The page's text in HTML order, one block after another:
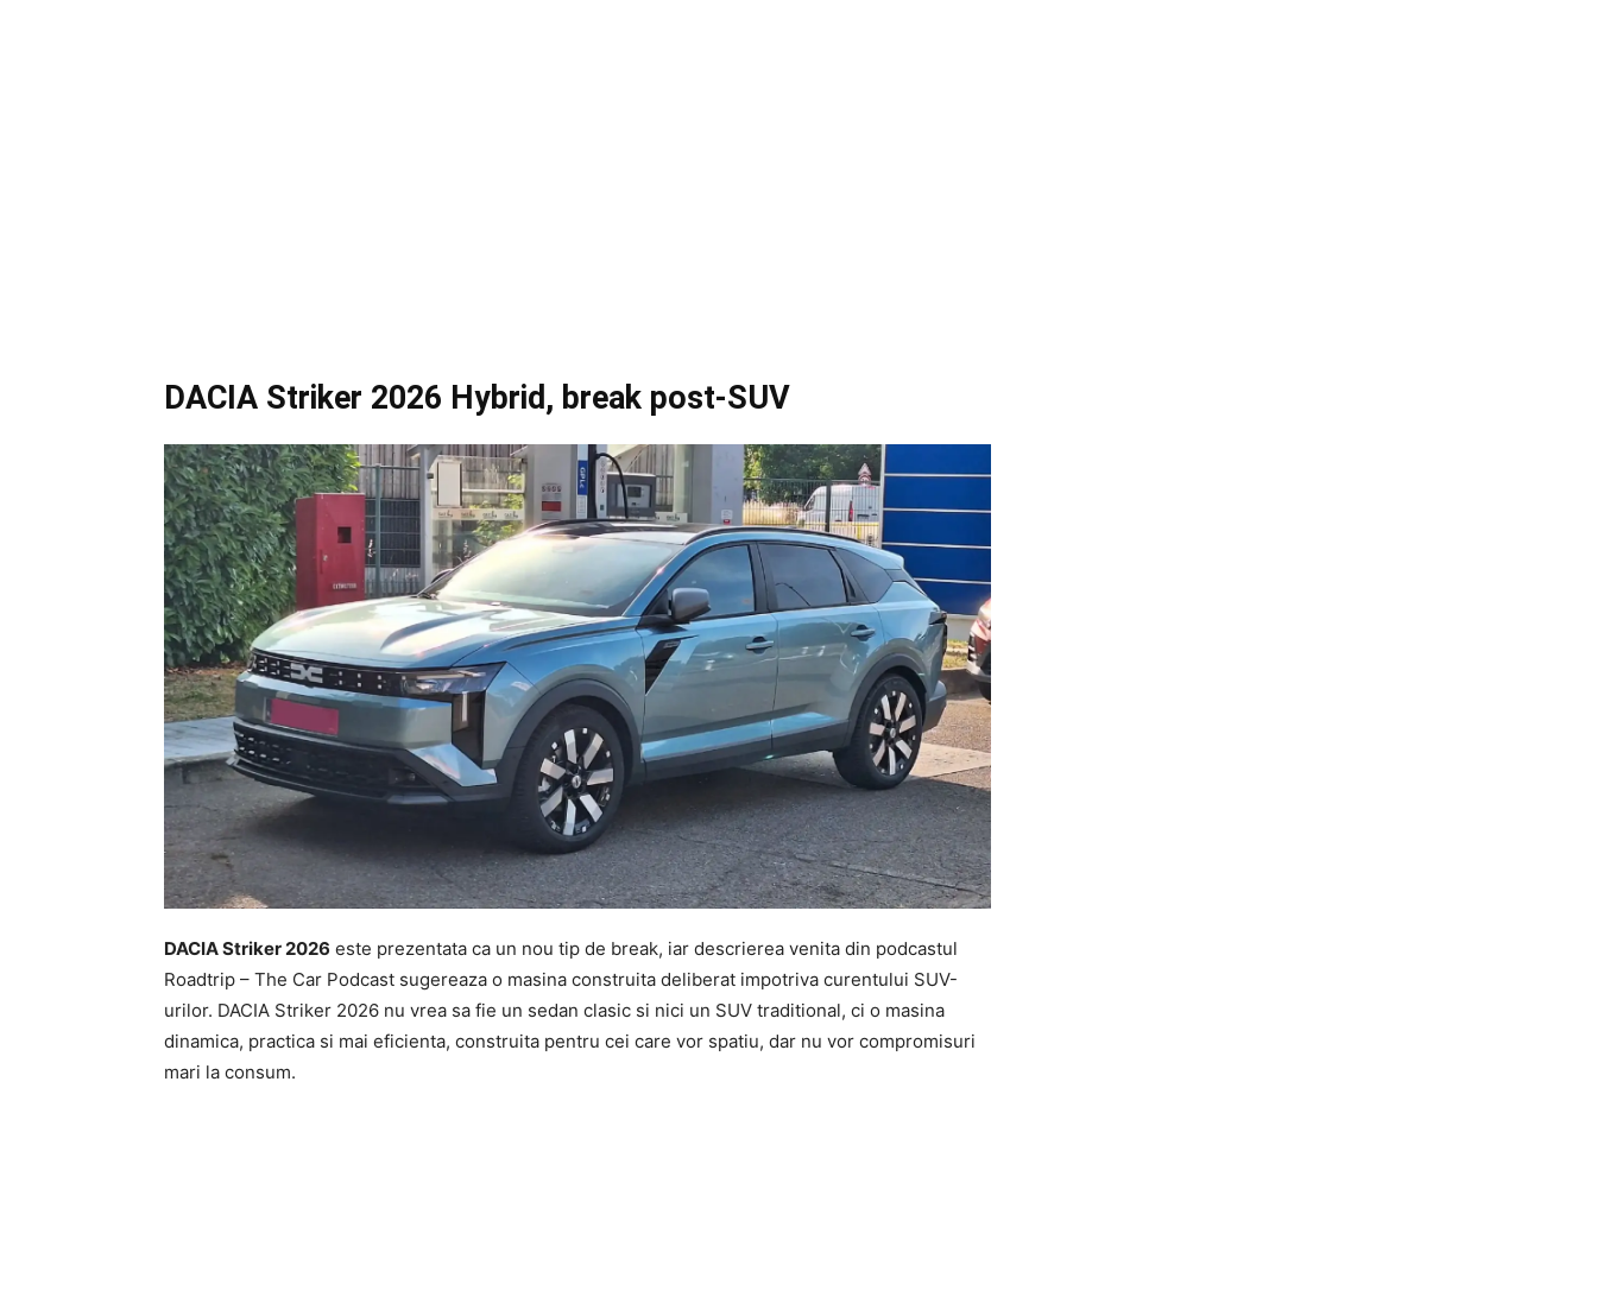
DACIA Striker 2026 Hybrid, break post-SUV
DACIA Striker 2026 este prezentata ca un nou tip de break, iar descrierea venita din podcastul
Roadtrip – The Car Podcast sugereaza o masina construita deliberat impotriva curentului SUV-
urilor. DACIA Striker 2026 nu vrea sa fie un sedan clasic si nici un SUV traditional, ci o masina
dinamica, practica si mai eficienta, construita pentru cei care vor spatiu, dar nu vor compromisuri
mari la consum.